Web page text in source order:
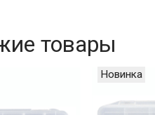
товары
Новинка